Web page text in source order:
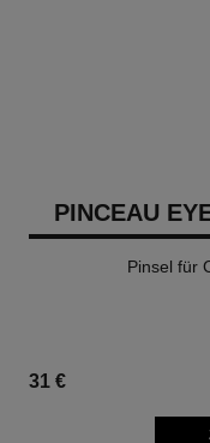
PINCEAU
Pinsel für
31 €